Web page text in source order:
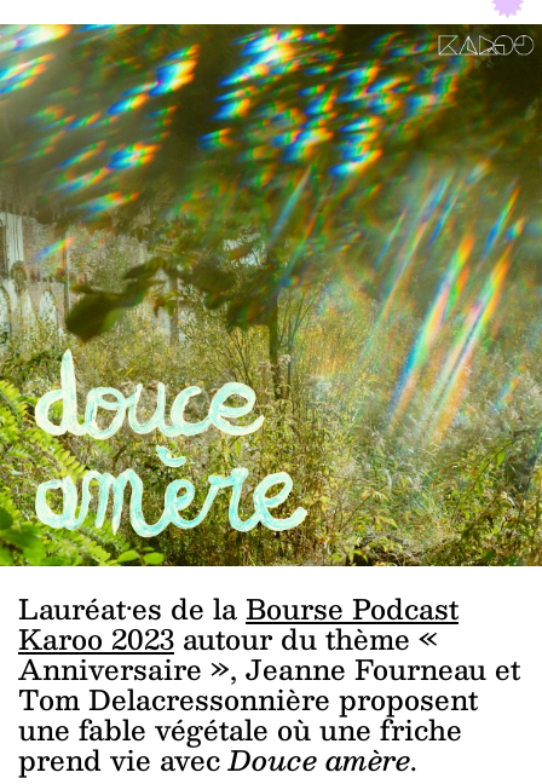
Lauréat·es de laBourse Podcast
Karoo 2023 autour du thème «
Anniversaire », Jeanne Fourneau et
Tom Delacressonnière proposent
une fable végétale où une friche
prend vie avecDouce amère.